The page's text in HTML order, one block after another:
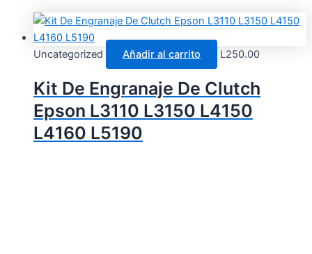
Uncategorized Añadir al carrito L250.00
Kit De Engranaje De Clutch
Epson L3110 L3150 L4150
L4160 L5190